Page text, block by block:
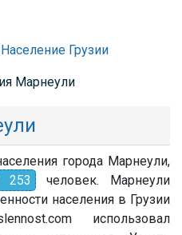
Население Грузии
Марнеули
города Марнеули,
253 человек. Марнеули
населения в Грузии
использовал